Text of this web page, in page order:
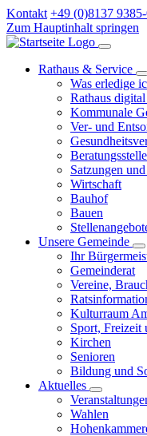
Kontakt +49 (0)8137
Zum Hauptinhalt springen
Rathaus & Service
Was erledige
Rathaus
Kommunale
Ver- und
Satzungen
Wirtschaft
Bauhof
Bauen
Unsere Gemeinde
Ihr
Gemeinderat
Vereine,
Kulturraum
Sport, Freizeit
Kirchen
Senioren
Bildung und
Aktuelles
Wahlen